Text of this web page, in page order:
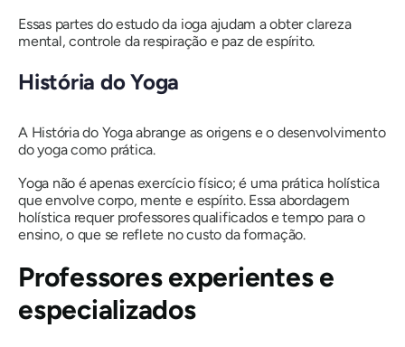
Essas partes do estudo da ioga ajudam a obter clareza
mental, controle da respiração e paz de espírito.
História do Yoga
A História do Yoga abrange as origens e o desenvolvimento
do yoga como prática.
Yoga não é apenas exercício físico; é uma prática holística
que envolve corpo, mente e espírito. Essa abordagem
holística requer professores qualificados e tempo para o
ensino, o que se reflete no custo da formação.
Professores experientes e
especializados